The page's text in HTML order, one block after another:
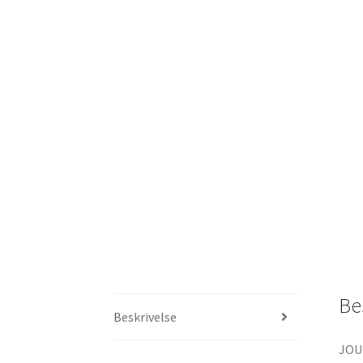
Beskrivelse